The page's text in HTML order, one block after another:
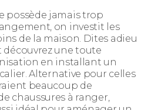
possède jamais trop
on investit les
de la maison. Dites adieu
découvrez une toute
en installant un
Alternative pour celles
beaucoup de
chaussures à ranger,